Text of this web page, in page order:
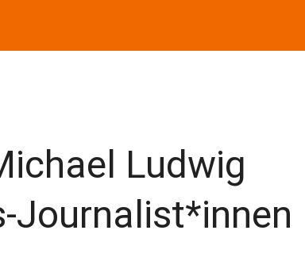
Ludwig
Journalist*innen